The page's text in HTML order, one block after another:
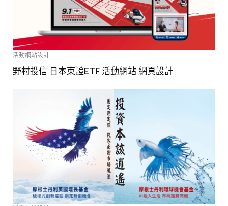
活動網站設計
野村投信 日本東證ETF 活動網站 網頁設計